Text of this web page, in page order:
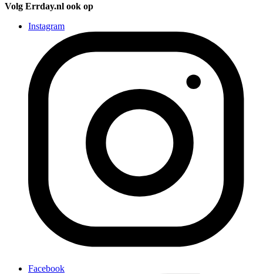
Volg Errday.nl ook op
Instagram
Facebook